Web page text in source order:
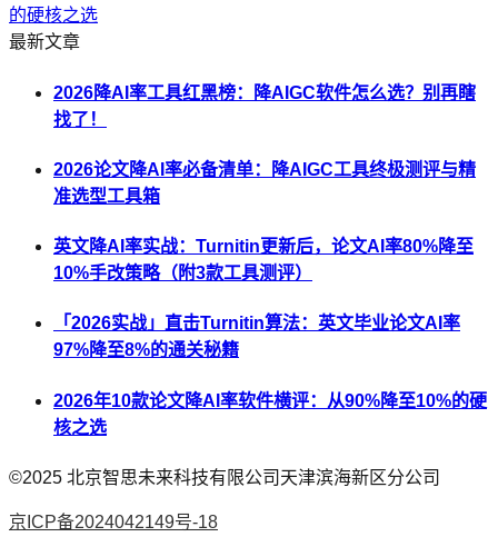
的硬核之选
最新文章
2026降AI率工具红黑榜：降AIGC软件怎么选？别再瞎
找了！
2026论文降AI率必备清单：降AIGC工具终极测评与精
准选型工具箱
英文降AI率实战：Turnitin更新后，论文AI率80%降至
10%手改策略（附3款工具测评）
「2026实战」直击Turnitin算法：英文毕业论文AI率
97%降至8%的通关秘籍
2026年10款论文降AI率软件横评：从90%降至10%的硬
核之选
©2025 北京智思未来科技有限公司天津滨海新区分公司
京ICP备2024042149号-18